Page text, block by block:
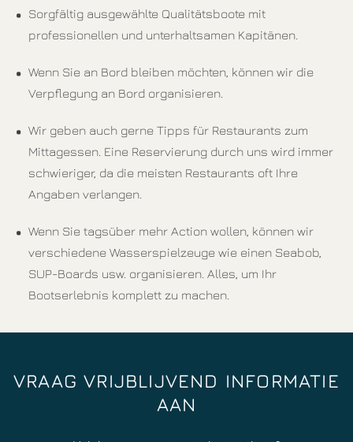
Sorgfältig ausgewählte Qualitätsboote mit
professionellen und unterhaltsamen Kapitänen.
Wenn Sie an Bord bleiben möchten, können wir die
Verpflegung an Bord organisieren.
Wir geben auch gerne Tipps für Restaurants zum
Mittagessen. Eine Reservierung durch uns wird immer
schwieriger, da die meisten Restaurants oft Ihre
Angaben verlangen.
Wenn Sie tagsüber mehr Action wollen, können wir
verschiedene Wasserspielzeuge wie einen Seabob,
SUP-Boards usw. organisieren. Alles, um Ihr
Bootserlebnis komplett zu machen.
VRAAG VRIJBLIJVEND INFORMATIE
AAN​